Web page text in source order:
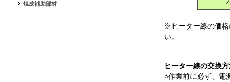
※ヒーター線の価格
い。
ヒーター線の交換
○作業前に必ず、電
焼成補助部材